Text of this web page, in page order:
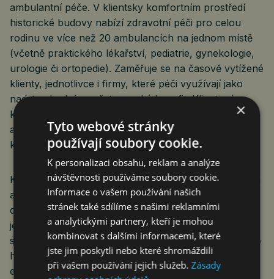
ambulantní péče. V klientsky komfortním prostředí
historické budovy nabízí zdravotní péči pro celou
rodinu ve více než 20 ambulancích na jednom místě
(včetně praktického lékařství, pediatrie, gynekologie,
urologie či ortopedie). Zaměřuje se na časově vytížené
klienty, jednotlivce i firmy, které péči využívají jako
nadstandardní zaměstnanecký benefit. Klient má
k dispozici vlastní koordinátorku zdravotní péče
a všeobecného lékaře, který má maximálně 700
klientů.
Klinika disponuje špičkovým technologickým zázemím
a vedle preventivních programů a medicíny
dlouhověkosti (longevity) nabízí unikátní služby, jako
je magnetická rezonance celého těla, kryokomora
s teplotami až -150 °C pro špičkovou regeneraci nebo
hyperbarická barokomora. Součástí nabídky je také
estetická medicína, vestibulologická péče
×
Tyto webové stránky
používají soubory cookie.
K personalizaci obsahu, reklam a analýze
návštěvnosti používáme soubory cookie.
Informace o vašem používání našich
stránek také sdílíme s našimi reklamními
a analytickými partnery, kteří je mohou
kombinovat s dalšími informacemi, které
jste jim poskytli nebo které shromáždili
při vašem používání jejich služeb.Zásady